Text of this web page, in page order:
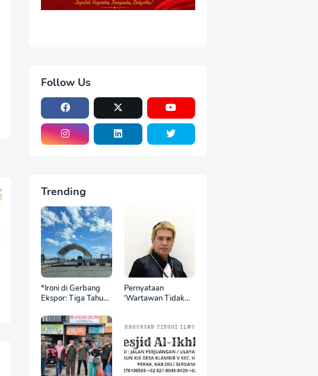
Follow Us
Trending
*Ironi di Gerbang
Ekspor: Tiga Tahun
BNCT, Upah Pekerja
Sektor Internasional
Justru Anjlok di
Bawah Sektor
Domestik*
Pernyataan
'Wartawan Tidak
Polisi, Ketum SPASI
Jelani Christo Kecam
Sikap Hotman Paris